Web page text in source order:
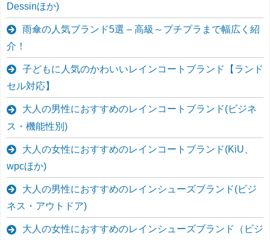
Dessinほか)
雨傘の人気ブランド5選 – 高級～プチプラまで幅広く紹
介！
子どもに人気のかわいいレインコートブランド【ランド
セル対応】
大人の男性におすすめのレインコートブランド(ビジネ
ス・機能性別)
大人の女性におすすめのレインコートブランド(KiU、
wpcほか)
大人の男性におすすめのレインシューズブランド(ビジ
ネス・アウトドア)
大人の女性におすすめのレインシューズブランド（ビジ